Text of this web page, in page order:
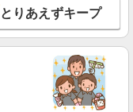
とりあえずキープ